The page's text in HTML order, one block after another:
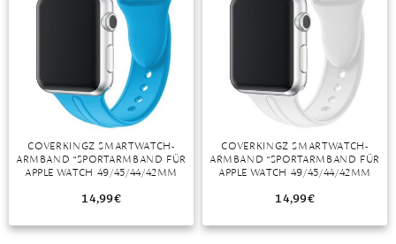
COVERKINGZ SMARTWATCH-
ARMBAND “SPORTARMBAND FÜR
APPLE WATCH 49/45/44/42MM
HELLBLAU”
14,99€
COVERKINGZ SMARTWATCH-
ARMBAND “SPORTARMBAND FÜR
APPLE WATCH 49/45/44/42MM
WEISS”
14,99€